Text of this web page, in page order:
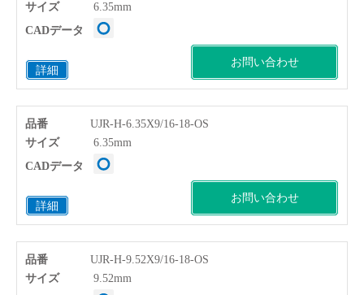
詳細
サイズ 6.35mm
お問い合わせ
CADデータ
品番 UJR-H-6.35X9/16-18-OS
詳細
サイズ 6.35mm
お問い合わせ
CADデータ
品番 UJR-H-9.52X9/16-18-OS
サイズ 9.52mm